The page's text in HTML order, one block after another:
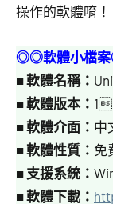
操作的軟體唷！
◎◎軟體小檔
■軟體名稱：
■軟體版本：
■軟體介面： 中
■軟體性質： 免
■ 支援系統：
■軟體下載：